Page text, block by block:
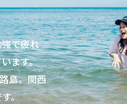
で疲れ
ます。
島。関西
。